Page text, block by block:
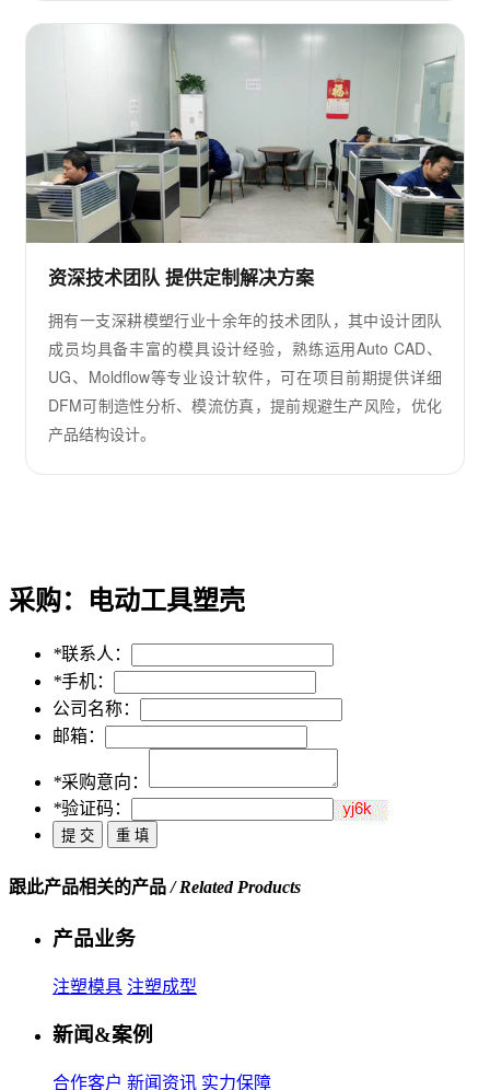
资深技术团队 提供定制解决方案
拥有一支深耕模塑行业十余年的技术团队，其中设计团队
成员均具备丰富的模具设计经验，熟练运用Auto CAD、
UG、Moldflow等专业设计软件，可在项目前期提供详细
DFM可制造性分析、模流仿真，提前规避生产风险，优化
产品结构设计。
采购： 电动工具塑壳
*联系人：
*手机：
公司名称：
邮箱：
*采购意向：
*验证码：
跟此产品相关的产品/ Related Products
产品业务
注塑模具 注塑成型
新闻&案例
合作客户 新闻资讯 实力保障